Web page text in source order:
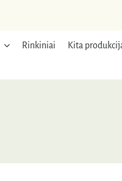
Rinkiniai Kita